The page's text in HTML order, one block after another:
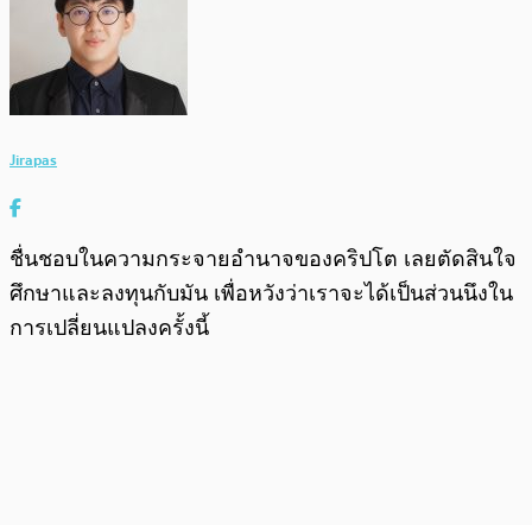
Jirapas
ชื่นชอบในความกระจายอำนาจของคริปโต เลยตัดสินใจ
ศึกษาและลงทุนกับมัน เพื่อหวังว่าเราจะได้เป็นส่วนนึงใน
การเปลี่ยนแปลงครั้งนี้